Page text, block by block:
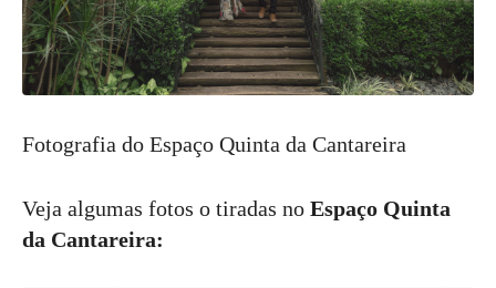
Fotografia do Espaço Quinta da Cantareira
Veja algumas fotos o tiradas no Espaço Quinta
da Cantareira: